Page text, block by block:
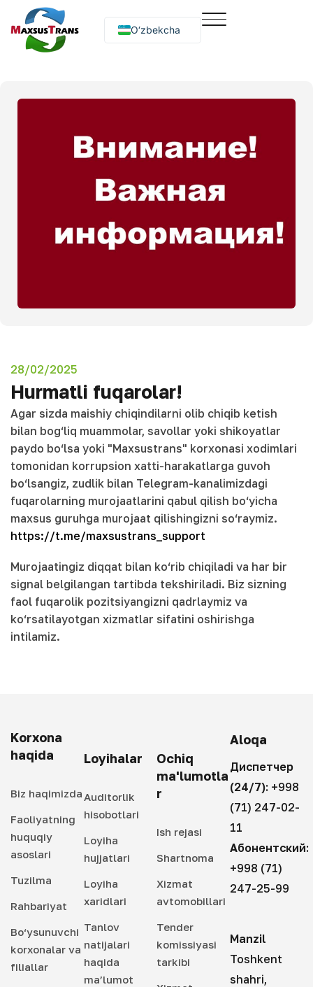
O‘zbekcha
Русский
28/02/2025
Hurmatli fuqarolar!
Agar sizda maishiy chiqindilarni olib chiqib ketish
bilan bog‘liq muammolar, savollar yoki shikoyatlar
paydo bo‘lsa yoki "Maxsustrans" korxonasi xodimlari
tomonidan korrupsion xatti-harakatlarga guvoh
bo‘lsangiz, zudlik bilan Telegram-kanalimizdagi
fuqarolarning murojaatlarini qabul qilish bo‘yicha
maxsus guruhga murojaat qilishingizni so‘raymiz.
https://t.me/maxsustrans_support
Murojaatingiz diqqat bilan ko‘rib chiqiladi va har bir
signal belgilangan tartibda tekshiriladi. Biz sizning
faol fuqarolik pozitsiyangizni qadrlaymiz va
ko‘rsatilayotgan xizmatlar sifatini oshirishga
intilamiz.
Korxona
haqida
Biz haqimizda
Faoliyatning
huquqiy
asoslari
Tuzilma
Rahbariyat
Bo‘ysunuvchi
korxonalar va
filiallar
Loyihalar
Auditorlik
hisobotlari
Loyiha
hujjatlari
Loyiha
xaridlari
Tanlov
natijalari
haqida
ma’lumot
Ochiq
ma'lumotla
r
Ish rejasi
Shartnoma
Xizmat
avtomobillari
Tender
komissiyasi
tarkibi
Aloqa
Диспетчер
(24/7): +998
(71) 247-02-
11
Абонентский:
+998 (71)
247-25-99
Manzil
Toshkent
shahri,